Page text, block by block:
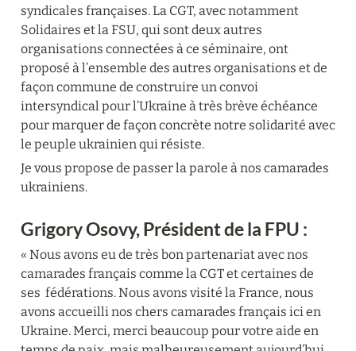
syndicales françaises. La CGT, avec notamment
Solidaires et la FSU, qui sont deux autres
organisations connectées à ce séminaire, ont
proposé à l’ensemble des autres organisations et de
façon commune de construire un convoi
intersyndical pour l’Ukraine à très brève échéance
pour marquer de façon concrète notre solidarité avec
le peuple ukrainien qui résiste.
Je vous propose de passer la parole à nos camarades
ukrainiens.
Grigory Osovy, Président de la FPU :
« Nous avons eu de très bon partenariat avec nos
camarades français comme la CGT et certaines de
ses  fédérations. Nous avons visité la France, nous
avons accueilli nos chers camarades français ici en
Ukraine. Merci, merci beaucoup pour votre aide en